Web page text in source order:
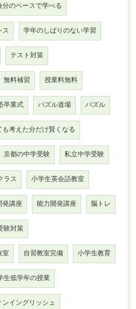
分のペースで学べる
ス 学年のしばりのない学習
テスト対策
無料補習 授業料無料
卒業式 パズル道場 パズル
考えた分だけ賢くなる
京都の中学受験 私立中学受験
ラス 小学生英会話教室
発講座 能力開発講座 脳トレ
験対策
室 自習教室完備 小学生教育
生低学年の授業
イングリッシュ